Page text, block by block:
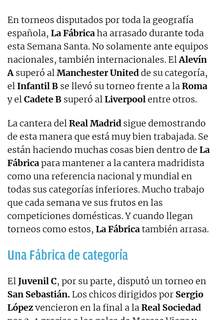
En torneos disputados por toda la geografía
española, La Fábricaha arrasado durante toda
esta Semana Santa. No solamente ante equipos
nacionales, también internacionales. ElAlevín
A superó alManchester Unitedde su categoría,
elInfantil B se llevó su torneo frente a laRoma
y elCadete B superó alLiverpoolentre otros.
La cantera delReal Madrid sigue demostrando
de esta manera que está muy bien trabajada. Se
están haciendo muchas cosas bien dentro de La
Fábricapara mantener a la cantera madridista
como una referencia nacional y mundial en
todas sus categorías inferiores. Mucho trabajo
que cada semana ve sus frutos en las
competiciones domésticas. Y cuando llegan
torneos como estos, La Fábricatambién arrasa.
Una Fábrica de categoría
ElJuvenil C, por su parte, disputó un torneo en
San Sebastián. Los chicos dirigidos por Sergio
Lópezvencieron en la final a laReal Sociedad